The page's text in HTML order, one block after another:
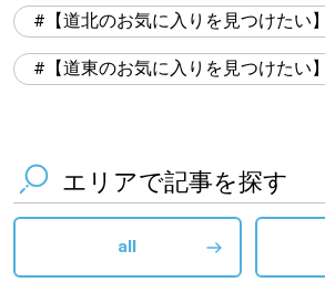
【道北のお気に入りを見つけたい】
【道東のお気に入りを見つけたい】
エリアで記事を探す
all